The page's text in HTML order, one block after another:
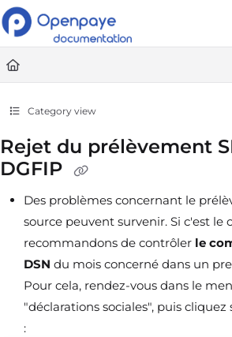
Documentation Index
Fetch the complete documentation index at:
Use this file to discover all available pages before
Category view
Rejet du prélèvement
DGFIP
Des problèmes concernant le
source peuvent survenir. Si c'est le
recommandons de contrôler le
DSN du mois concerné dans un
Pour cela, rendez-vous dans le
"déclarations sociales", puis
: